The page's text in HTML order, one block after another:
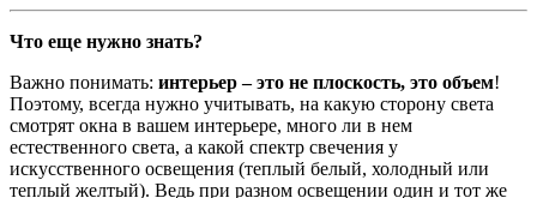
Что еще нужно знать?
Важно понимать: интерьер – это не плоскость, это объем!
Поэтому, всегда нужно учитывать, на какую сторону света
смотрят окна в вашем интерьере, много ли в нем
естественного света, а какой спектр свечения у
искусственного освещения (теплый белый, холодный или
теплый желтый). Ведь при разном освещении один и тот же